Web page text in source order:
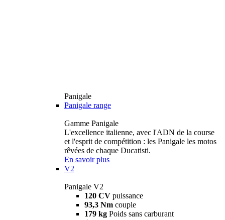
Panigale
Panigale range
Gamme Panigale
L'excellence italienne, avec l'ADN de la course
et l'esprit de compétition : les Panigale les motos
rêvées de chaque Ducatisti.
En savoir plus
V2
Panigale V2
120 CV puissance
93,3 Nm couple
179 kg Poids sans carburant